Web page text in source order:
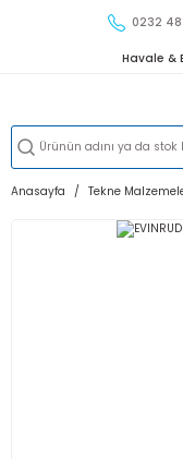
0232
Havale &
Anasayfa Tekne